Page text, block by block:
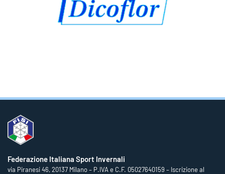
Federazione Italiana Sport Invernali
via Piranesi 46, 20137 Milano – P.IVA e C.F. 05027640159 – Iscrizione al